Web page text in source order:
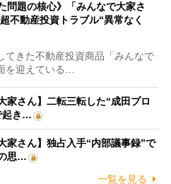
問題の核心》「みんなで大家さ
不動産投資トラブル“異常なく
きた不動産投資商品「みんなで
を迎えている…
家さん】二転三転した“成田プロ
起き…
家さん】独占入手“内部議事録”で
思…
一覧を見る